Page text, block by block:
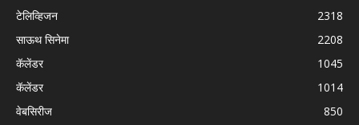
टेलिव्हिजन
2318
साऊथ सिनेमा
2208
कॅलेंडर
1045
कॅलेंडर
1014
वेबसिरीज
850